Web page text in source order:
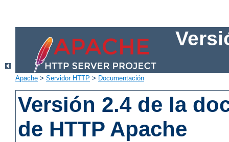
Apache > Servidor HTTP > Documentación
Versión 2.4 de la
de HTTP Apache